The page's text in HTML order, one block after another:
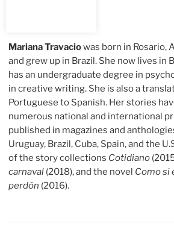
Mariana Travaciowas born in Rosario,
and grew up in Brazil. She now lives in
has an undergraduate degree in
in creative writing. She is also a
Portuguese to Spanish. Her stories
numerous national and international
published in magazines and
Uruguay, Brazil, Cuba, Spain, and the
of the story collections Cotidiano
carnaval (2018), and the novel Como si
perdón (2016).